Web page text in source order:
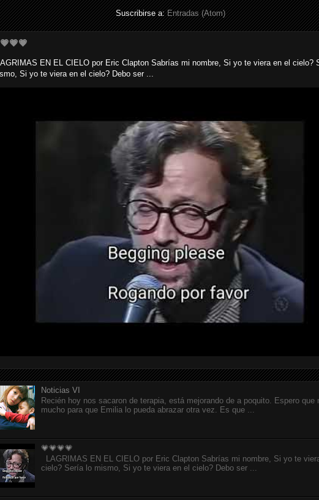
Suscribirse a:Entradas (Atom)
EN EL CIELO por Eric Clapton Sabrías mi nombre, Si yo te viera en el cielo?
Si yo te viera en el cielo? Debo ser ...
Noticias VI
Recién hoy nos sacaron de terapia, está mejorando de a poquito. Espero que
mucho para que Emilia lo pueda abrazar otra vez. Es que ...
💗💗💗💗
LAGRIMAS EN EL CIELO por Eric Clapton Sabrías mi nombre, Si yo te
cielo? Sería lo mismo, Si yo te viera en el cielo? Debo ser ...